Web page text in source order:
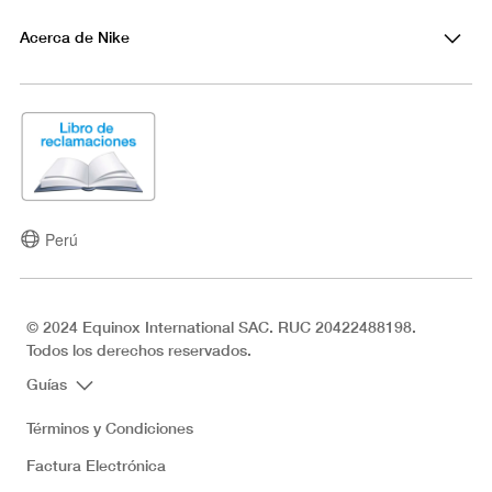
Acerca de Nike
Perú
© 2024 Equinox International SAC. RUC 20422488198.
Todos los derechos reservados.
Guías
Términos y Condiciones
Factura Electrónica